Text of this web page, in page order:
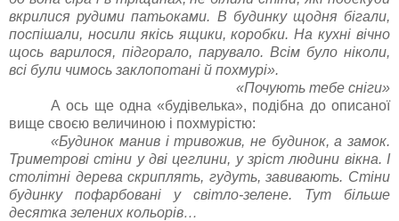
вкрилися рудими патьоками. В будинку щодня бігали,
поспішали, носили якісь ящики, коробки. На кухні вічно
щось варилося, підгорало, парувало. Всім було ніколи,
всі були чимось заклопотані й похмурі».
«Почують тебе сніги»
А ось ще одна «будівелька», подібна до описаної
вище своєю величиною і похмурістю:
«Будинок манив і тривожив, не будинок, а замок.
Триметрові стіни у дві цеглини, у зріст людини вікна. І
столітні дерева скриплять, гудуть, завивають. Стіни
будинку пофарбовані у світло-зелене. Тут більше
десятка зелених кольорів…